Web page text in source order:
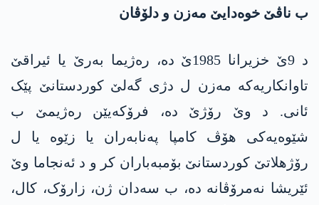
ب ناڤێ خوەدایێ مەزن و دلۆڤان
د 9ێ خزیرانا 1985ێ دە، رەژیما بەرێ یا ئیراقێ
تاوانکاریەکە مەزن ل دژی گەلێ کوردستانێ پێک
ئانی. د وێ رۆژێ دە، فرۆکەیێن رەژیمێ ب
شێوەیەکی ھۆڤ کامپا پەنابەران یا زێوه‌ یا ل
رۆژھلاتێ کوردستانێ بۆمبەباران کر و د ئەنجاما وێ
ئێریشا نەمرۆڤانە دە، ب سەدان ژن، زارۆک، کال،